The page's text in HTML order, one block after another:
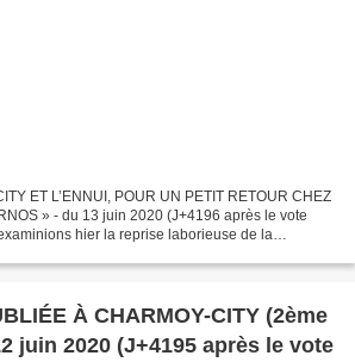
ET L’ENNUI, POUR UN PETIT RETOUR CHEZ
» - du 13 juin 2020 (J+4196 après le vote
hier la reprise laborieuse de la
CITY (2ème
juin 2020 (J+4195 après le vote